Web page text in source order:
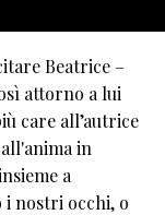
Beatrice –
attorno a lui
care all’autrice
in
a
i nostri occhi, o